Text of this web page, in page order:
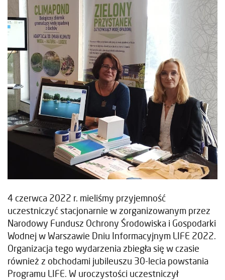
4 czerwca 2022 r. mieliśmy przyjemność
uczestniczyć stacjonarnie w zorganizowanym przez
Narodowy Fundusz Ochrony Środowiska i Gospodarki
Wodnej w Warszawie Dniu Informacyjnym LIFE 2022.
Organizacja tego wydarzenia zbiegła się w czasie
również z obchodami jubileuszu 30-lecia powstania
Programu LIFE. W uroczystości uczestniczył